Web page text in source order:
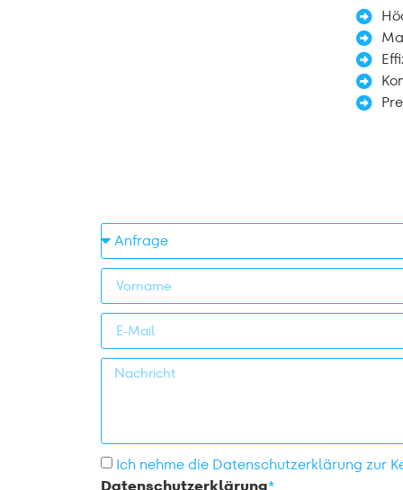
Ich nehme die Datenschutzerklärung zur
Datenschutzerklärung*